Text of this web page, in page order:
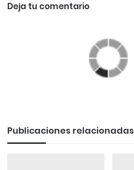
Deja tu comentario
Publicaciones relacionadas